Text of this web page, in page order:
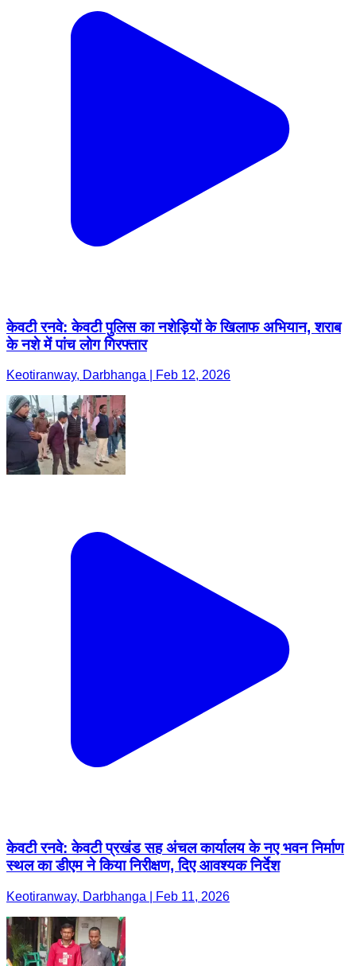
केवटी रनवे: केवटी पुलिस का नशेड़ियों के खिलाफ अभियान, शराब
के नशे में पांच लोग गिरफ्तार
Keotiranway, Darbhanga | Feb 12, 2026
केवटी रनवे: केवटी प्रखंड सह अंचल कार्यालय के नए भवन निर्माण
स्थल का डीएम ने किया निरीक्षण, दिए आवश्यक निर्देश
Keotiranway, Darbhanga | Feb 11, 2026